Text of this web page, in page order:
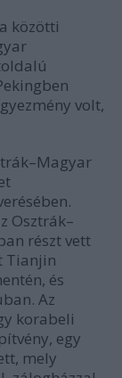
közötti
volt,
Osztrák–
részt vett
Tianjin
és
Az
korabeli
egy
mely